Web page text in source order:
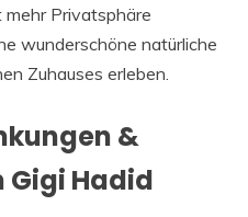
Privatsphäre
wunderschöne natürliche
Zuhauses erleben.
&
Gigi Hadid